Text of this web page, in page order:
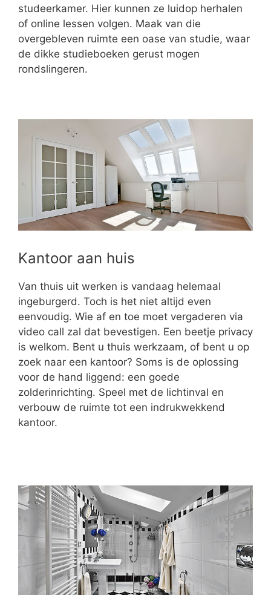
studeerkamer. Hier kunnen ze luidop herhalen
of online lessen volgen. Maak van die
overgebleven ruimte een oase van studie, waar
de dikke studieboeken gerust mogen
rondslingeren.
Kantoor aan huis
Van thuis uit werken is vandaag helemaal
ingeburgerd. Toch is het niet altijd even
eenvoudig. Wie af en toe moet vergaderen via
video call zal dat bevestigen. Een beetje privacy
is welkom. Bent u thuis werkzaam, of bent u op
zoek naar een kantoor? Soms is de oplossing
voor de hand liggend: een goede
zolderinrichting. Speel met de lichtinval en
verbouw de ruimte tot een indrukwekkend
kantoor.